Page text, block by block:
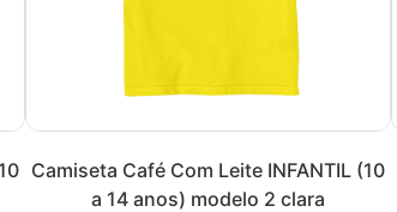
Camiseta Café Com Leite INFANTIL (10
a 14 anos) modelo 2 clara